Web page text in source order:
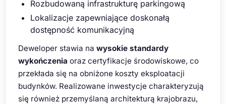
Rozbudowaną infrastrukturę parkingową
Lokalizacje zapewniające doskonałą
dostępność komunikacyjną
Deweloper stawia na wysokie standardy
wykończenia oraz certyfikacje środowiskowe, co
przekłada się na obniżone koszty eksploatacji
budynków. Realizowane inwestycje charakteryzują
się również przemyślaną architekturą krajobrazu,